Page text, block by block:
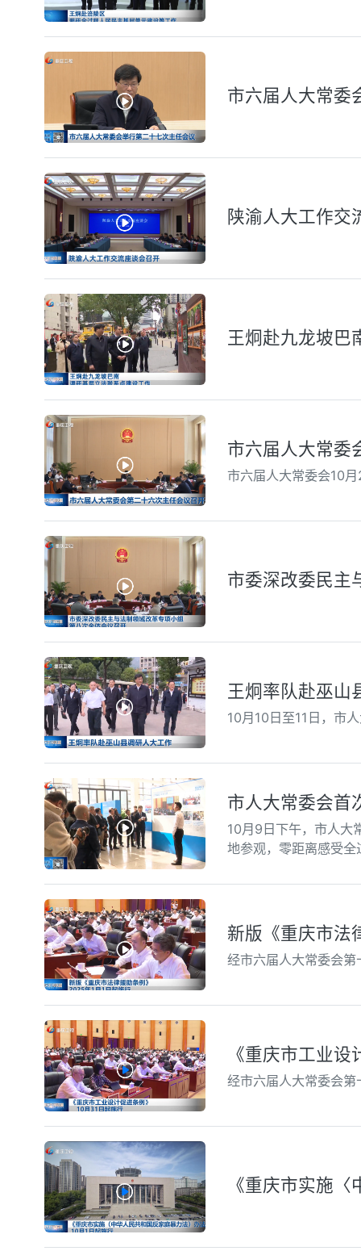
市六届人大常委
陕渝人大工作交
王炯赴九龙坡巴
市六届人大常委
市六届人大常委会10
市委深改委民主
王炯率队赴巫山
10月10日至11日，市
市人大常委会首
10月9日下午，市人大
地参观，零距离感受
新版《重庆市法
经市六届人大常委会
《重庆市工业
经市六届人大常委会
《重庆市实施